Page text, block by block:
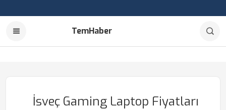
TemHaber
İsveç Gaming Laptop Fiyatları